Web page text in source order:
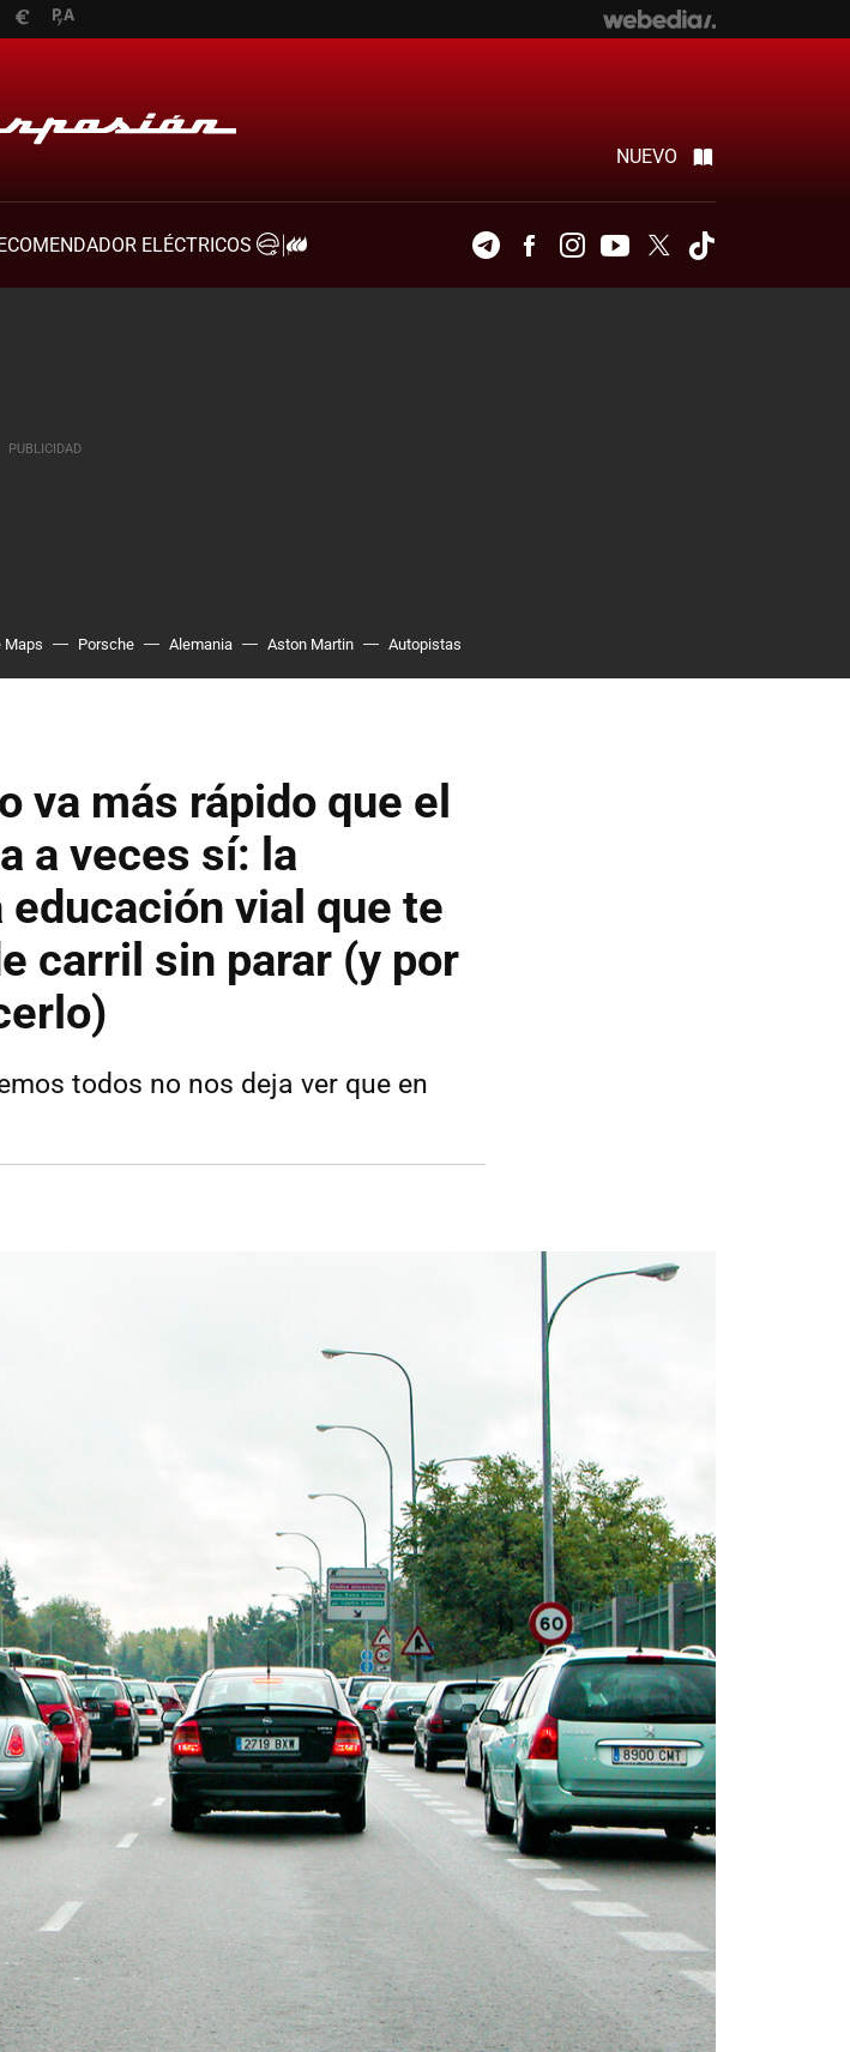
NUEVO
ELÉCTRICOS
TelegramFacebookInstagramYoutubeTwitter
Maps Porsche Alemania Aston Martin Autopistas
va más rápido que el
a veces sí: la
vial que te
carril sin parar (y por
todos no nos deja ver que en